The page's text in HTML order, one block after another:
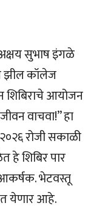
सुभाष इंगळे
झील कॉलेज
शिबिराचे आयोजन
वाचवा!” हा
रोजी सकाळी
हे शिबिर पार
भेटवस्तू
येणार आहे.